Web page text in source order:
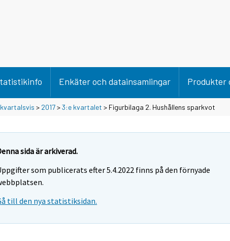
Enkäter och datainsamlingar Produkter
> 2017>3:e kvartalet > Figurbilaga 2. Hushållens sparkvot
sida är arkiverad.
som publicerats efter 5.4.2022 finns på den förnyade
till den nya statistiksidan.